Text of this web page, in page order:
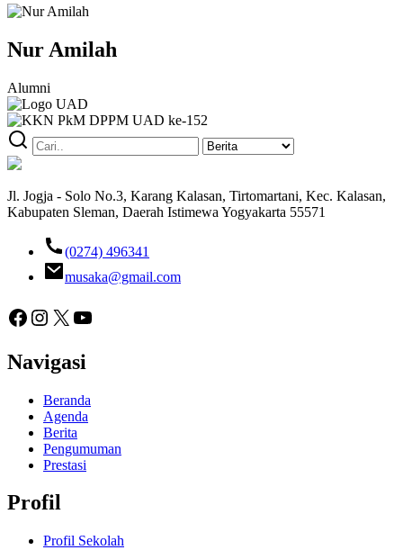
Nur Amilah
Alumni
Jl. Jogja - Solo No.3, Karang Kalasan, Tirtomartani, Kec. Kalasan,
Kabupaten Sleman, Daerah Istimewa Yogyakarta 55571
(0274) 496341
musaka@gmail.com
Facebook
Instagram
X YouTube
Navigasi
Beranda
Agenda
Berita
Pengumuman
Prestasi
Profil
Profil Sekolah